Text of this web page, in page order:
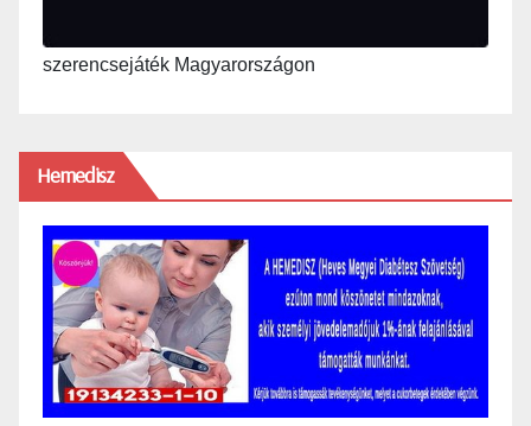
szerencsejáték Magyarországon
Hemedisz